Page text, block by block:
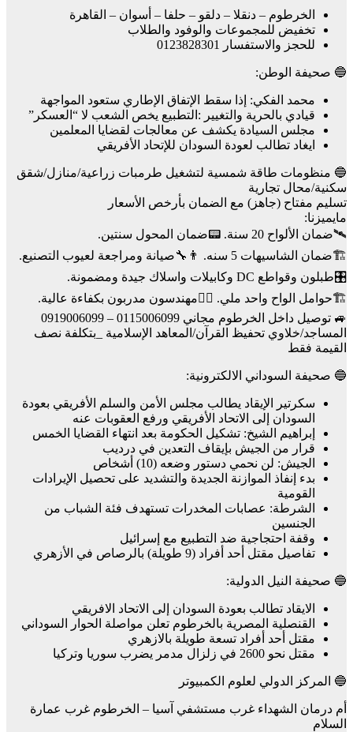
الخرطوم – دنقلا – دلقو – حلفا – أسوان – القاهرة
تخفيض للمجموعات والوفود والطلاب
للحجز والاستفسار 0123828301
🔵 صحيفة الوطن:
محمد الفكي: إذا سقط الإتفاق الإطاري ستعود المواجهة
قيادي بالحرية والتغيير :التطبيع يخص الشعب لا “العسكر”
مجلس السيادة يكشف عن معالجات لقضايا المعلمين
ايغاد تطالب لعودة السودان للإتحاد الأفريقي
🔵 منظومات طاقة شمسية لتشغيل طرمبات زراعية/منازل/شقق
سكنية/محال تجارية
تسليم مفتاح (جاهز) مع الضمان بأرخص الأسعار
مايميزنا:
🛰️ضمان الألواح 20 سنة. 📟ضمان المحول سنتين.
🏗️ضمان الشاسيهات 5 سنه. 👨‍🔧صيانة ومراجعة لعيوب التصنيع.
🎛️طبلون وقواطع DC وكابيلات واسلاك جيدة ومضمونة.
🏗️حوامل الواح واحد ملي. 👷‍♂️مهندسون مدربون بكفاءة عالية.
🚙 توصيل داخل الخرطوم مجاني 0115006099 – 0919006099
المساجد/خلاوي تحفيظ القرآن/المعاهد الإسلامية _بتكلفة نصف
القيمة فقط
🔵 صحيفة السوداني الالكترونية:
سكرتير الإيقاد يطالب مجلس الأمن والسلم الأفريقي بعودة
السودان إلى الاتحاد الأفريقي ورفع العقوبات عنه
إبراهيم الشيخ: تشكيل الحكومة بعد انتهاء القضايا الخمس
قرار من الجيش بإيقاف التعدين في درديب
الجيش: لن نحمي دستور وضعه (10) أشخاص
بدء إنفاذ الموازنة الجديدة والتشديد على تحصيل الإيرادات
القومية
الشرطة: عصابات المخدرات تستهدف فئة الشباب من
الجنسين
وقفة احتجاجية ضد التطبيع مع إسرائيل
تفاصيل مقتل أحد أفراد (9 طويلة) بالرصاص في الأزهري
🔵 صحيفة النيل الدولية:
الايقاد تطالب بعودة السودان إلى الاتحاد الافريقي
القنصلية المصرية بالخرطوم تعلن مواصلة الحوار السوداني
مقتل أحد أفراد تسعة طويلة بالازهري
مقتل نحو 2600 في زلزال مدمر يضرب سوريا وتركيا
🔵 المركز الدولي لعلوم الكمبيوتر
أم درمان الشهداء غرب مستشفي آسيا – الخرطوم غرب عمارة
السلام